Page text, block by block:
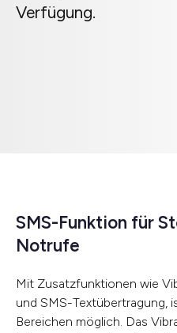
Verfügung.
SMS-Funktion für
Notrufe
Mit Zusatzfunktionen wie
und SMS-Textübertragung,
Bereichen möglich. Das